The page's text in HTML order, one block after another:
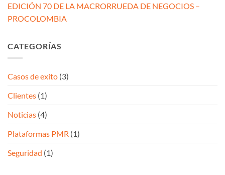
EDICIÓN 70 DE LA MACRORRUEDA DE NEGOCIOS –
PROCOLOMBIA
CATEGORÍAS
Casos de exito (3)
Clientes (1)
Noticias (4)
Plataformas PMR (1)
Seguridad (1)